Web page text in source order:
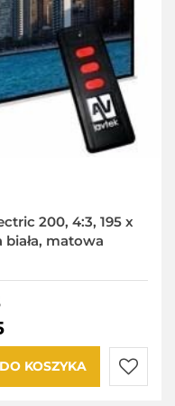
200, 4:3, 195 x
matowa
DO KOSZYKA